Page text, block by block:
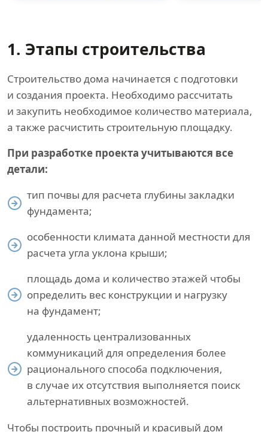
1. Этапы строительства
Строительство дома начинается с подготовки
и создания проекта. Необходимо рассчитать
и закупить необходимое количество материала,
а также расчистить строительную площадку.
При разработке проекта учитываются все
детали:
тип почвы для расчета глубины закладки
фундамента;
особенности климата данной местности для
расчета угла уклона крыши;
площадь дома и количество этажей чтобы
определить вес конструкции и нагрузку
на фундамент;
удаленность централизованных
коммуникаций для определения более
рационального способа подключения,
в случае их отсутствия выполняется поиск
альтернативных возможностей.
Чтобы построить прочный и красивый дом